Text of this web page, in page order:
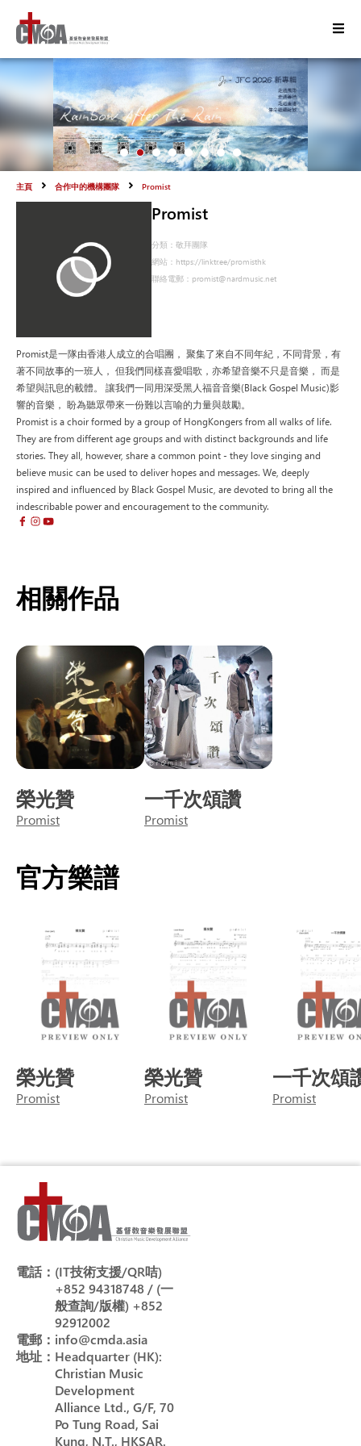
主頁 合作中的機構團隊 Promist
Promist
分類： 敬拜團隊
網站： https://linktr.ee/promisthk
聯絡電郵： promist@nardmusic.net
Promist是一隊由香港人成立的合唱團， 聚集了來自不同年紀，不同背景，有
著不同故事的一班人， 但我們同樣喜愛唱歌，亦希望音樂不只是音樂， 而是
希望與訊息的載體。 讓我們一同用深受黑人福音音樂(Black Gospel Music)影
響的音樂， 盼為聽眾帶來一份難以言喻的力量與鼓勵。
Promist is a choir formed by a group of HongKongers from all walks of life.
They are from different age groups and with distinct backgrounds and life
stories. They all, however, share a common point - they love singing and
believe music can be used to deliver hopes and messages. We, deeply
inspired and influenced by Black Gospel Music, are devoted to bring all the
indescribable power and encouragement to the community.
相關作品
榮光贊
Promist
一千次頌讚
Promist
官方樂譜
榮光贊
Promist
榮光贊
Promist
一千次頌
Promist
電話： (IT技術支援/QR咭)
+852 94318748 / (一
般查詢/版權) +852
92912002
電郵： info@cmda.asia
地址： Headquarter (HK):
Christian Music
Development
Alliance Ltd., G/F, 70
Po Tung Road, Sai
Kung, N.T., HKSAR.